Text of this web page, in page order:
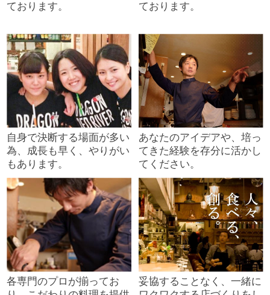
ております。
ております。
自身で決断する場面が多い
為、成長も早く、やりがい
もあります。
あなたのアイデアや、培っ
てきた経験を存分に活かし
てください。
各専門のプロが揃ってお
妥協することなく、一緒に